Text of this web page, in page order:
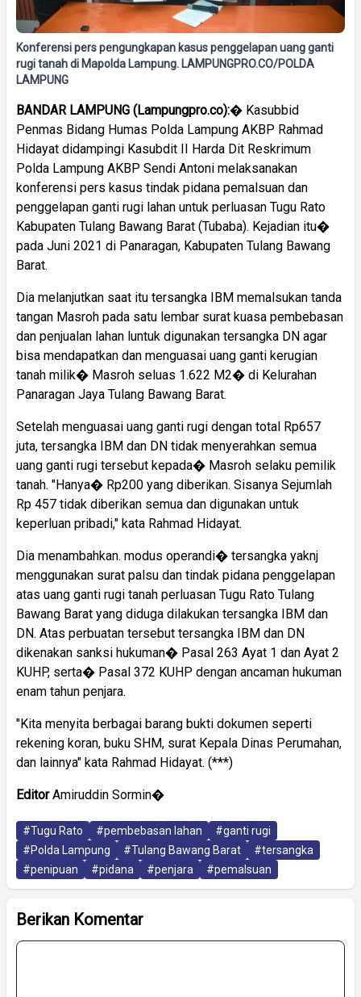
Konferensi pers pengungkapan kasus penggelapan uang ganti
rugi tanah di Mapolda Lampung. LAMPUNGPRO.CO/POLDA
LAMPUNG
BANDAR LAMPUNG (Lampungpro.co):� Kasubbid
Penmas Bidang Humas Polda Lampung AKBP Rahmad
Hidayat didampingi Kasubdit II Harda Dit Reskrimum
Polda Lampung AKBP Sendi Antoni melaksanakan
konferensi pers kasus tindak pidana pemalsuan dan
penggelapan ganti rugi lahan untuk perluasan Tugu Rato
Kabupaten Tulang Bawang Barat (Tubaba). Kejadian itu�
pada Juni 2021 di Panaragan, Kabupaten Tulang Bawang
Barat.
Dia melanjutkan saat itu tersangka IBM memalsukan tanda
tangan Masroh pada satu lembar surat kuasa pembebasan
dan penjualan lahan luntuk digunakan tersangka DN agar
bisa mendapatkan dan menguasai uang ganti kerugian
tanah milik� Masroh seluas 1.622 M2� di Kelurahan
Panaragan Jaya Tulang Bawang Barat.
Setelah menguasai uang ganti rugi dengan total Rp657
juta, tersangka IBM dan DN tidak menyerahkan semua
uang ganti rugi tersebut kepada� Masroh selaku pemilik
tanah. "Hanya� Rp200 yang diberikan. Sisanya Sejumlah
Rp 457 tidak diberikan semua dan digunakan untuk
keperluan pribadi," kata Rahmad Hidayat.
Dia menambahkan. modus operandi� tersangka yaknj
menggunakan surat palsu dan tindak pidana penggelapan
atas uang ganti rugi tanah perluasan Tugu Rato Tulang
Bawang Barat yang diduga dilakukan tersangka IBM dan
DN. Atas perbuatan tersebut tersangka IBM dan DN
dikenakan sanksi hukuman� Pasal 263 Ayat 1 dan Ayat 2
KUHP, serta� Pasal 372 KUHP dengan ancaman hukuman
enam tahun penjara.
"Kita menyita berbagai barang bukti dokumen seperti
rekening koran, buku SHM, surat Kepala Dinas Perumahan,
dan lainnya" kata Rahmad Hidayat. (***)
EditorAmiruddin Sormin�
#Tugu Rato #pembebasan lahan
#ganti rugi
#Polda Lampung
#Tulang Bawang Barat
#tersangka
#penipuan
#pidana #penjara #pemalsuan
Berikan Komentar